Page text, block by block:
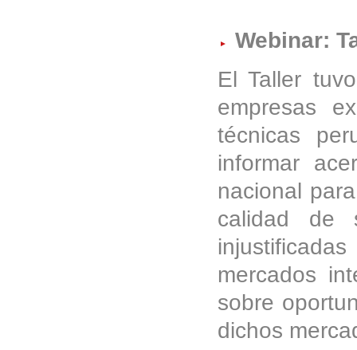
Webinar:
El Taller
empresas
técnicas
informar
nacional
calidad de
mercados
sobre
dichos